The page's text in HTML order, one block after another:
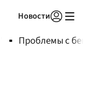
Новости
Проблемы с